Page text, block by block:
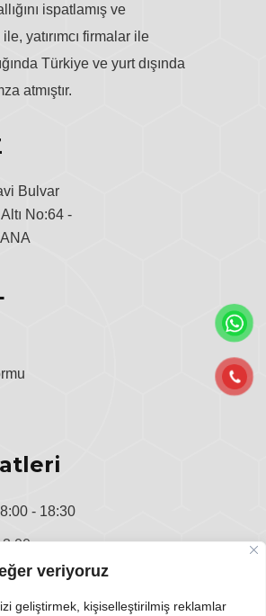
veriyoruz
geliştirmek, kişiselleştirilmiş reklamlar
ispatlamış ve
yatırımcı firmalar ile
Türkiye ve yurt dışında
atmıştır.
Bulvar
No:64 -
- 18:30